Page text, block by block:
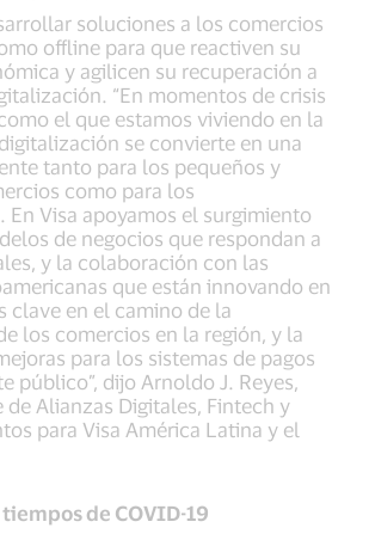
soluciones a los comercios
offline para que reactiven su
y agilicen su recuperación a
“En momentos de crisis
el que estamos viviendo en la
se convierte en una
tanto para los pequeños y
como para los
En Visa apoyamos el surgimiento
de negocios que respondan a
y la colaboración con las
que están innovando en
clave en el camino de la
los comercios en la región, y la
para los sistemas de pagos
público”, dijo Arnoldo J. Reyes,
de Alianzas Digitales, Fintech y
para Visa América Latina y el
de COVID-19